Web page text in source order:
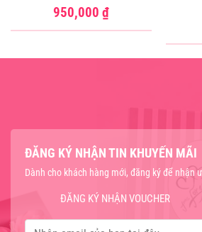
950,000 ₫
ĐĂNG KÝ NHẬN TIN KHUYẾN MÃI
Dành cho khách hàng mới, đăng ký để nhận
ĐĂNG KÝ NHẬN VOUCHER